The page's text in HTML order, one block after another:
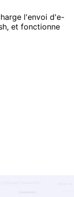
l'envoi d'e-
et fonctionne